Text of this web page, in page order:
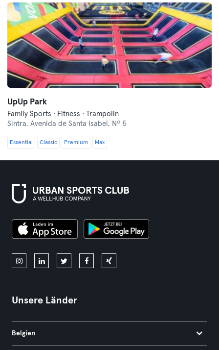
UpUp Park
Family Sports · Fitness · Trampolin
Sintra, Avenida de Santa Isabel, Nº 5
Essential Classic Premium Max
Unsere Länder
Belgien